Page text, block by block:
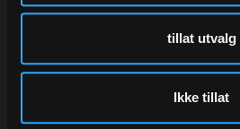
tillat utvalg
Ikke tillat
Org nr.: NO 912 131